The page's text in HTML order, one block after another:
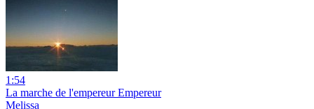
1:54
La marche de l'empereur Empereur
Melissa